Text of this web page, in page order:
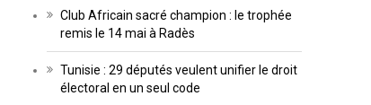
Club Africain sacré champion : le trophée
remis le 14 mai à Radès
Tunisie : 29 députés veulent unifier le droit
électoral en un seul code